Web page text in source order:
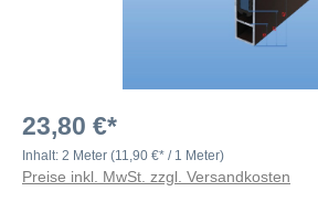
23,80 €*
Inhalt: 2 Meter (11,90 €* / 1 Meter)
Preise inkl. MwSt. zzgl. Versandkosten